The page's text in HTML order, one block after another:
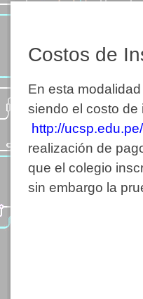
Costos de
En esta
siendo el costo de
http://
realización de
que el colegio
sin embargo la